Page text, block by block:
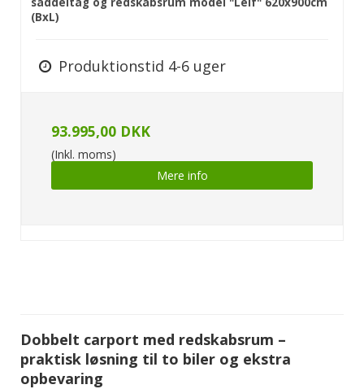
(BxL)
Produktionstid 4-6 uger
93.995,00 DKK
(Inkl. moms)
Mere info
Dobbelt carport med redskabsrum –
praktisk løsning til to biler og ekstra
opbevaring